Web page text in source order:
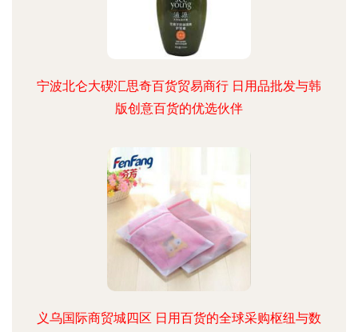
宁波北仑大碶汇思奇百货贸易商行 日用品批发与韩
版创意百货的优选伙伴
义乌国际商贸城四区 日用百货的全球采购枢纽与数